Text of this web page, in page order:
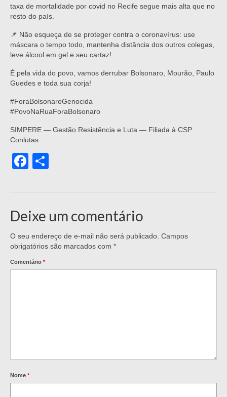
taxa de mortalidade por covid no Recife segue mais alta que no
resto do país.
📌 Não esqueça de se proteger contra o coronavírus: use
máscara o tempo todo, mantenha distância dos outros colegas,
leve álcool em gel e seu cartaz!
É pela vida do povo, vamos derrubar Bolsonaro, Mourão, Paulo
Guedes e toda sua corja!
#ForaBolsonaroGenocida
#PovoNaRuaForaBolsonaro
SIMPERE — Gestão Resistência e Luta — Filiada à CSP
Conlutas
Facebook
Deixe um comentário
O seu endereço de e-mail não será publicado. Campos
obrigatórios são marcados com *
Comentário *
Nome *